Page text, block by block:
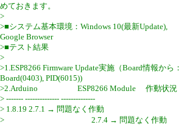
めておきます。
>
>■システム基本環境：Windows 10(最新Update),
Google Browser
>■テスト結果
>
>1.ESP8266 Firmware Update実施（Board情報から：
Board(0403), PID(6015))
>2.Arduino ESP8266 Module 作動状況
> ------- -------------- --------------
> 1.8.19 2.7.1 → 問題なく作動
> 2.7.4 → 問題なく作動